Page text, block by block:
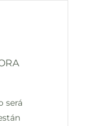
será